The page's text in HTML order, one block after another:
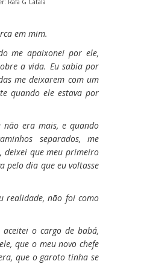
Rafa G Cátala
em mim.
me apaixonei por ele,
a vida. Eu sabia por
me deixarem com um
quando ele estava por
era mais, e quando
separados, me
deixei que meu primeiro
pelo dia que eu voltasse
realidade, não foi como
o cargo de babá,
que o meu novo chefe
que o garoto tinha se